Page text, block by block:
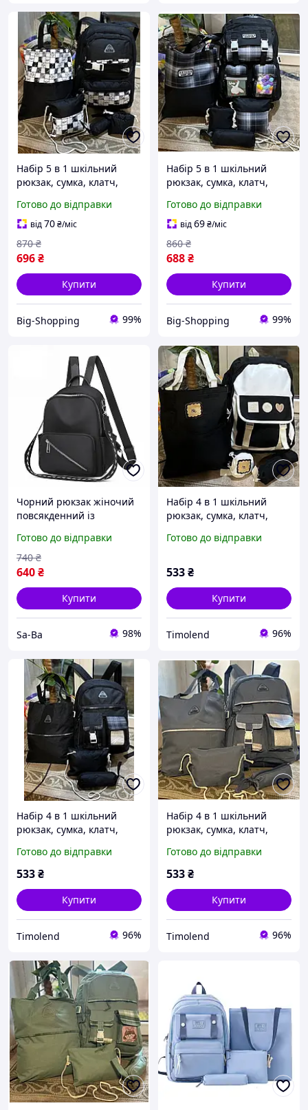
Набір 5 в 1 шкільний
рюкзак, сумка, клатч,
Готово до відправки
від70₴/міс
696₴
870 ₴
Купити
Big-Shopping 99%
Набір 5 в 1 шкільний
рюкзак, сумка, клатч,
Готово до відправки
від69₴/міс
688₴
860 ₴
Купити
Big-Shopping 99%
Чорний рюкзак жіночий
повсякденний із
діагональною блискавкою
міський
Готово до відправки
640₴
740 ₴
Купити
Sa-Ba 98%
Набір 4 в 1 шкільний
рюкзак, сумка, клатч,
Готово до відправки
533₴
Купити
Timolend 96%
Набір 4 в 1 шкільний
рюкзак, сумка, клатч,
Готово до відправки
533₴
Купити
Timolend 96%
Набір 4 в 1 шкільний
рюкзак, сумка, клатч,
Готово до відправки
533₴
Купити
Timolend 96%